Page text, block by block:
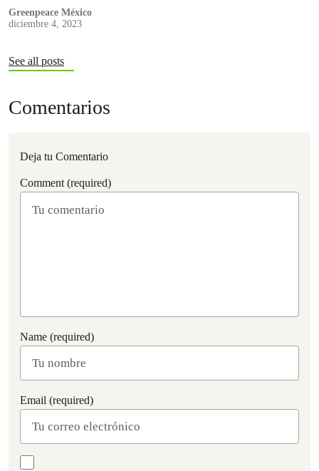
Greenpeace México
diciembre 4, 2023
See all posts
Comentarios
Deja tu Comentario
Comment (required)
Name (required)
Email (required)